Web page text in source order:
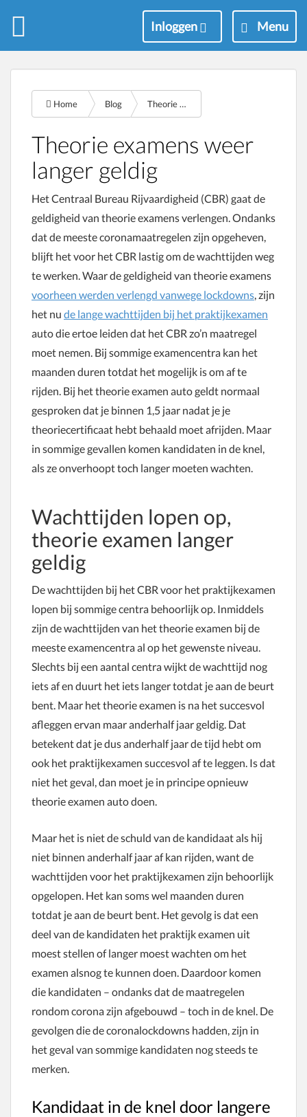
M
e
Menu
Inloggen
Home Blog Theorie examens weer langer geldig
Theorie examens weer
langer geldig
Het Centraal Bureau Rijvaardigheid (CBR) gaat de
geldigheid van theorie examens verlengen. Ondanks
dat de meeste coronamaatregelen zijn opgeheven,
blijft het voor het CBR lastig om de wachttijden weg
te werken. Waar de geldigheid van theorie examens
voorheen werden verlengd vanwege lockdowns, zijn
het nu de lange wachttijden bij het praktijkexamen
auto die ertoe leiden dat het CBR zo’n maatregel
moet nemen. Bij sommige examencentra kan het
maanden duren totdat het mogelijk is om af te
rijden. Bij het theorie examen auto geldt normaal
gesproken dat je binnen 1,5 jaar nadat je je
theoriecertificaat hebt behaald moet afrijden. Maar
in sommige gevallen komen kandidaten in de knel,
als ze onverhoopt toch langer moeten wachten.
Wachttijden lopen op,
theorie examen langer
geldig
De wachttijden bij het CBR voor het praktijkexamen
lopen bij sommige centra behoorlijk op. Inmiddels
zijn de wachttijden van het theorie examen bij de
meeste examencentra al op het gewenste niveau.
Slechts bij een aantal centra wijkt de wachttijd nog
iets af en duurt het iets langer totdat je aan de beurt
bent. Maar het theorie examen is na het succesvol
afleggen ervan maar anderhalf jaar geldig. Dat
betekent dat je dus anderhalf jaar de tijd hebt om
ook het praktijkexamen succesvol af te leggen. Is dat
niet het geval, dan moet je in principe opnieuw
theorie examen auto doen.
Maar het is niet de schuld van de kandidaat als hij
niet binnen anderhalf jaar af kan rijden, want de
wachttijden voor het praktijkexamen zijn behoorlijk
opgelopen. Het kan soms wel maanden duren
totdat je aan de beurt bent. Het gevolg is dat een
deel van de kandidaten het praktijk examen uit
moest stellen of langer moest wachten om het
examen alsnog te kunnen doen. Daardoor komen
die kandidaten – ondanks dat de maatregelen
rondom corona zijn afgebouwd – toch in de knel. De
gevolgen die de coronalockdowns hadden, zijn in
het geval van sommige kandidaten nog steeds te
merken.
Kandidaat in de knel door langere